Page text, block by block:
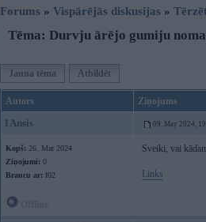
Forums » Vispārējās diskusijas »
Tēma: Durvju ārējo gumiju
Jauna tēma Atbildēt
Autors Ziņojums
1Ansis 09. May 2024,
Kopš: 26. Mar 2024
Ziņojumi: 0
Braucu ar: f02
Sveiki, vai
Links